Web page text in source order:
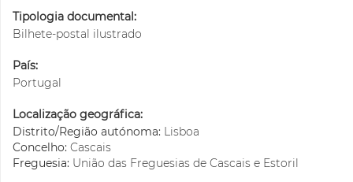
Tipologia documental:
Bilhete-postal ilustrado
País:
Portugal
Localização geográfica:
Distrito/Região autónoma: Lisboa
Concelho: Cascais
Freguesia: União das Freguesias de Cascais e Estoril